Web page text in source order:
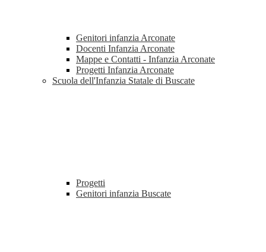
Genitori infanzia Arconate
Docenti Infanzia Arconate
Mappe e Contatti - Infanzia Arconate
Progetti Infanzia Arconate
Scuola dell'Infanzia Statale di Buscate
Progetti
Genitori infanzia Buscate